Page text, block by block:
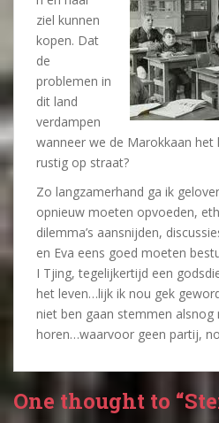
ziel kunnen
kopen. Dat
de
problemen in
dit land
verdampen
wanneer we de Marokkaan het
rustig op straat?
Zo langzamerhand ga ik
opnieuw moeten opvoeden,
dilemma’s aansnijden,
en Eva eens goed moeten
I Tjing, tegelijkertijd een
het leven…lijk ik nou gek
niet ben gaan stemmen
horen…waarvoor geen partij,
One thought to